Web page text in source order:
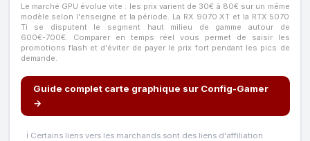
Le marché GPU évolue vite : les prix varient de 30€ à 80€ sur un même
modèle selon l'enseigne et la période. La RX 9070 XT et la RTX 5070
Ti se disputent le segment haut milieu de gamme autour de
600€-700€. Comparer en temps réel vous permet de saisir les
promotions flash et d'éviter de payer le prix fort pendant les pics de
demande.
Guide complet carte graphique sur Config-Gamer
→
ℹ️ Certains liens vers les marchands sont des liens d'affiliation.